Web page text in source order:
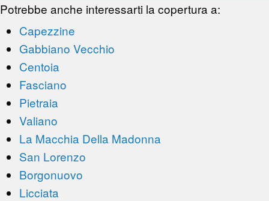
Potrebbe anche interessarti la copertura a:
Capezzine
Gabbiano Vecchio
Centoia
Fasciano
Pietraia
Valiano
La Macchia Della Madonna
San Lorenzo
Borgonuovo
Licciata